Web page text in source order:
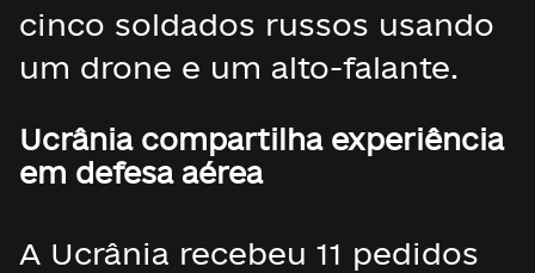
cinco soldados russos usando
um drone e um alto-falante.
Ucrânia compartilha experiência
em defesa aérea
A Ucrânia recebeu 11 pedidos